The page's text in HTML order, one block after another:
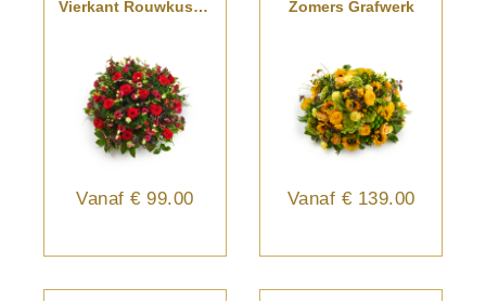
Vierkant Rouwkussen
Vanaf € 99.00
Zomers Grafwerk
Vanaf € 139.00